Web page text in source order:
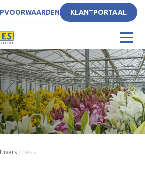
KLANTPORTAAL
/ Kesla